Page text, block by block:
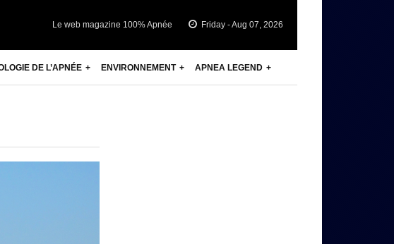
Le web magazine 100% Apnée Friday - Aug 07, 2026
DE L’APNÉE ENVIRONNEMENT APNEA LEGEND